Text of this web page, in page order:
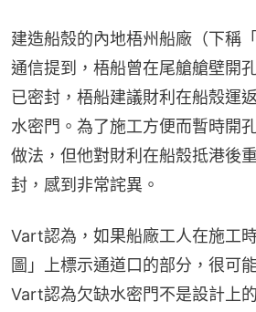
建造船殼的內地梧州船廠（下稱
通信提到，梧船曾在尾艙艙壁開
已密封，梧船建議財利在船殼運
水密門。為了施工方便而暫時開
做法，但他對財利在船殼抵港後
封，感到非常詫異。
Vart認為，如果船廠工人在施工
圖」上標示通道口的部分，很可
Vart認為欠缺水密門不是設計上